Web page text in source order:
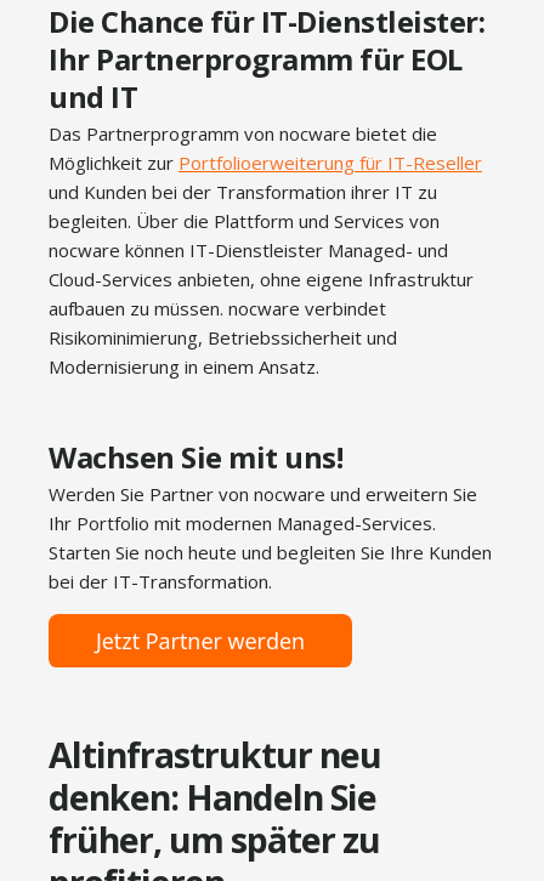
Die Chance für IT-Dienstleister:
Ihr Partnerprogramm für EOL
und IT
Das Partnerprogramm von nocware bietet die
Möglichkeit zur Portfolioerweiterung für IT-Reseller
und Kunden bei der Transformation ihrer IT zu
begleiten. Über die Plattform und Services von
nocware können IT-Dienstleister Managed- und
Cloud-Services anbieten, ohne eigene Infrastruktur
aufbauen zu müssen. nocware verbindet
Risikominimierung, Betriebssicherheit und
Modernisierung in einem Ansatz.
Wachsen Sie mit uns!
Werden Sie Partner von nocware und erweitern Sie
Ihr Portfolio mit modernen Managed-Services.
Starten Sie noch heute und begleiten Sie Ihre Kunden
bei der IT-Transformation.
Altinfrastruktur neu
denken: Handeln Sie
früher, um später zu